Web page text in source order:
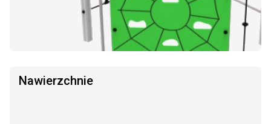
Nawierzchnie